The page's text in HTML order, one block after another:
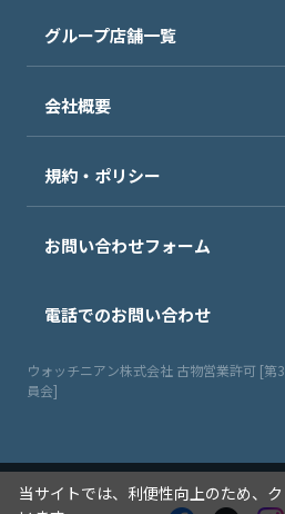
グループ店舗一覧
会社概要
規約・ポリシー
お問い合わせフォーム
電話でのお問い合わせ
ウォッチニアン株式会社 古物営業許可 [
員会]
当サイトでは、利便性向上のため、